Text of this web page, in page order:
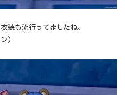
装も流行ってましたね。
）